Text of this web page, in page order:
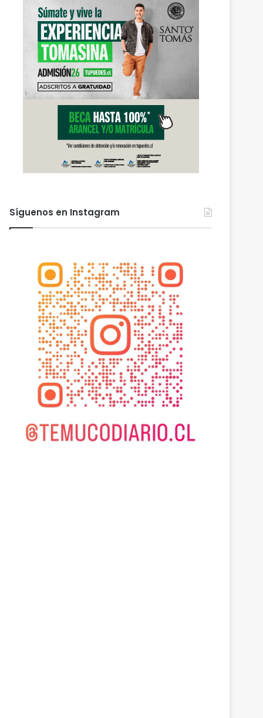
Síguenos en Instagram